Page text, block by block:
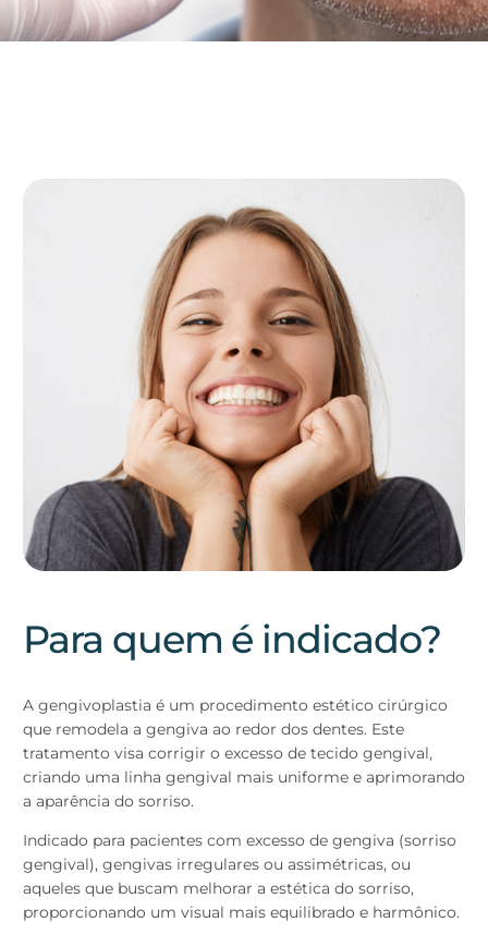
Para quem é indicado?
A gengivoplastia é um procedimento estético cirúrgico
que remodela a gengiva ao redor dos dentes. Este
tratamento visa corrigir o excesso de tecido gengival,
criando uma linha gengival mais uniforme e aprimorando
a aparência do sorriso.
Indicado para pacientes com excesso de gengiva (sorriso
gengival), gengivas irregulares ou assimétricas, ou
aqueles que buscam melhorar a estética do sorriso,
proporcionando um visual mais equilibrado e harmônico.